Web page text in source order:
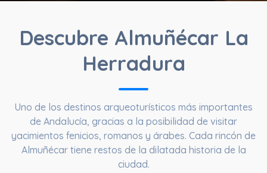
Descubre Almuñécar La
Herradura
Uno de los destinos arqueoturísticos más importantes
de Andalucía, gracias a la posibilidad de visitar
yacimientos fenicios, romanos y árabes. Cada rincón de
Almuñécar tiene restos de la dilatada historia de la
ciudad.